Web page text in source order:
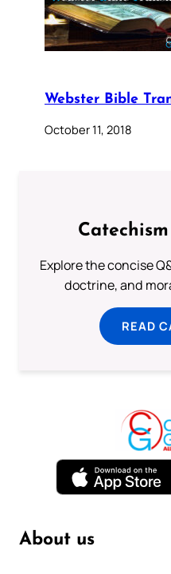
Webster Bible
October 11, 2018
Explore the concise
doctrine, and
READ
About us